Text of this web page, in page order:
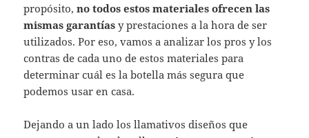
propósito,no todos estos materiales ofrecen las
mismas garantías y prestaciones a la hora de ser
utilizados. Por eso, vamos a analizar los pros y los
contras de cada uno de estos materiales para
determinar cuál es la botella más segura que
podemos usar en casa.
Dejando a un lado los llamativos diseños que